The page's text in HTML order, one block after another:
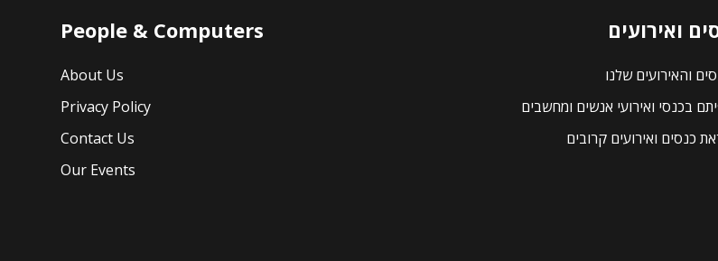
ואירועים
והאירועים שלנו
בכנסי ואירועי אנשים ומחשבים
כנסים ואירועים קרובים
People & Computers
About Us
Privacy Policy
Contact Us
Our Events